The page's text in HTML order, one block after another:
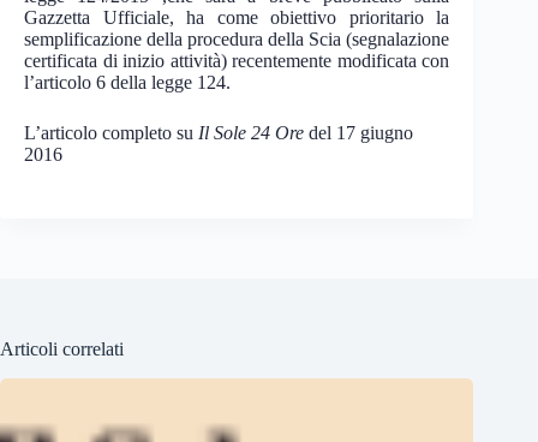
Gazzetta Ufficiale, ha come obiettivo prioritario la
semplificazione della procedura della Scia (segnalazione
certificata di inizio attività) recentemente modificata con
l’articolo 6 della legge 124.
L’articolo completo su Il Sole 24 Ore del 17 giugno
2016
Articoli correlati